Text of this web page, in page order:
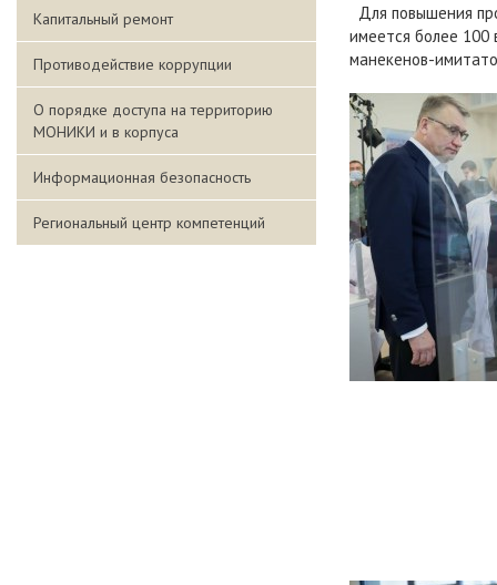
Капитальный ремонт
Противодействие коррупции
О порядке доступа на территорию
МОНИКИ и в корпуса
Информационная безопасность
Региональный центр компетенций
Для повышения
имеется более 100
манекенов-